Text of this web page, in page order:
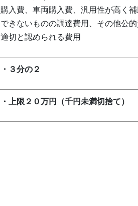
購入費、車両購入費、汎用性が高く
できないものの調達費用、その他公
適切と認められる費用
・３分の２
・上限２０万円（千円未満切捨て）